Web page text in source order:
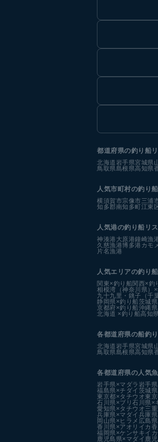
都道府県の釣り船
北海道 岩手県宮城県
鳥取県島根県高知県
人気市町村の釣り
横須賀市宗像市三浦
知多郡南知多町江東
人気港の釣り船リ
神湊港 大原港鐘崎漁
久慈漁港博多港カモ
片名漁港
人気エリアの釣り
関東×釣り船関西×釣
相模湾（神奈川県）
九十九里・銚子（千
静岡県×釣り船茨城
京都府×釣り船沖縄
北海道 ×釣り船高知
各都道府県の船釣
北海道 岩手県宮城県
鳥取県島根県高知県
各都道府県の人気
岩手県×マダラ 岩手
福島県×チダイ 茨城
東京都×タチウオ東
石川県×ブリ 石川県×
愛知県×タチウオ三
兵庫県×マダイ 兵庫
岡山県×ヒラメ 広島
香川県×アオリイカ
福岡県×ケンサキイカ
鹿児島県×マダイ 鹿